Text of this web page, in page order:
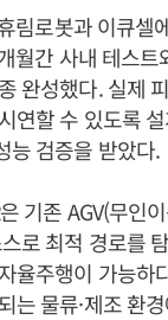
림로봇과 이큐셀
월간 사내 테스트
완성했다. 실제
연할 수 있도록
능 검증을 받았다.
기존 AGV(무인
로 최적 경로를
율주행이 가능하
는 물류·제조 환